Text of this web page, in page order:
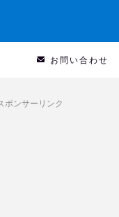
お問い合わせ
ポンサーリンク